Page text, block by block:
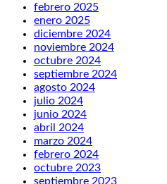
febrero 2025
enero 2025
diciembre 2024
noviembre 2024
octubre 2024
septiembre 2024
agosto 2024
julio 2024
junio 2024
abril 2024
marzo 2024
febrero 2024
octubre 2023
septiembre 2023